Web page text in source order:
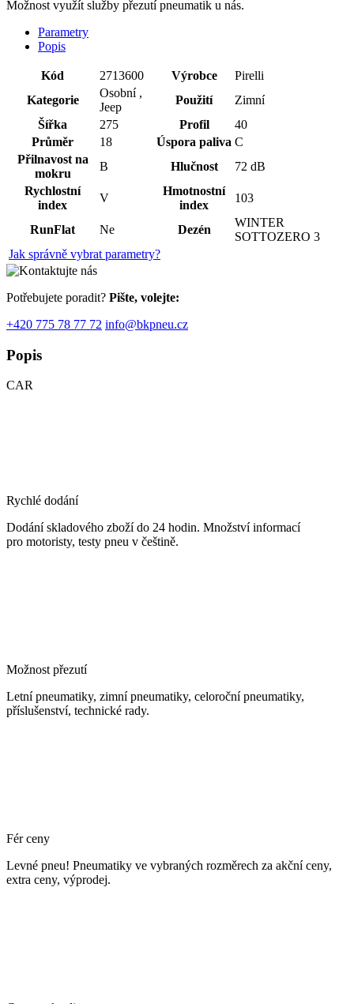
Možnost využít služby přezutí pneumatik u nás.
Parametry
Popis
Kód 2713600 Výrobce
Pirelli
Kategorie
Osobní ,
Jeep
Použití
Zimní
Šířka
275 Profil
40
Průměr
18 Úspora paliva C
Přilnavost na
mokru
B Hlučnost
72 dB
Rychlostní
index
V
Hmotnostní
index
103
RunFlat Ne Dezén
WINTER
SOTTOZERO 3
Jak správně vybrat parametry?
Potřebujete poradit? Pište, volejte:
+420 775 78 77 72 info@bkpneu.cz
Popis
CAR
Rychlé dodání
Dodání skladového zboží do 24 hodin. Množství informací
pro motoristy, testy pneu v češtině.
Možnost přezutí
Letní pneumatiky, zimní pneumatiky, celoroční pneumatiky,
příslušenství, technické rady.
Fér ceny
Levné pneu! Pneumatiky ve vybraných rozměrech za akční ceny,
extra ceny, výprodej.